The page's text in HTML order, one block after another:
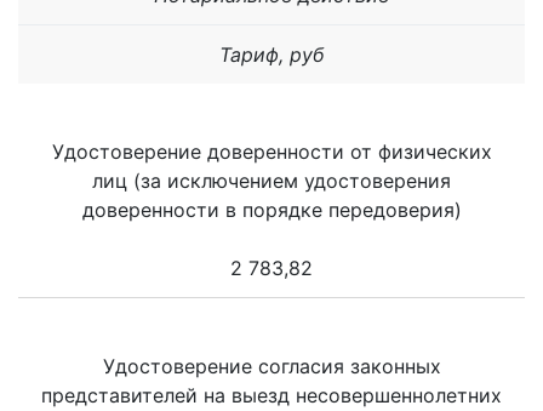
Тариф, руб
Удостоверение доверенности от физических
лиц (за исключением удостоверения
доверенности в порядке передоверия)
2 783,82
Удостоверение согласия законных
представителей на выезд несовершеннолетних